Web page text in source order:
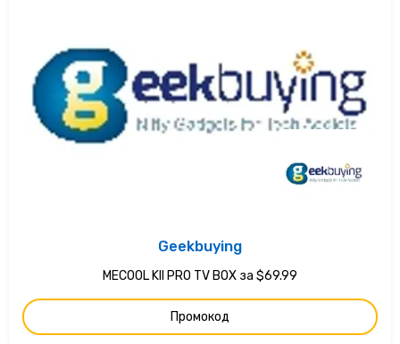
Geekbuying
MECOOL KII PRO TV BOX за $69.99
Промокод